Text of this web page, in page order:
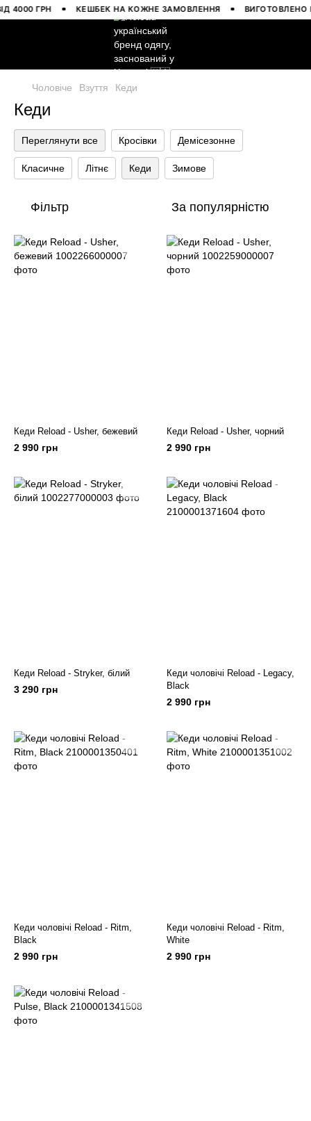
ГРН КЕШБЕК НА КОЖНЕ ЗАМОВЛЕННЯ ВИГОТОВЛЕНО В
Чоловіче Взуття Кеди
Кеди
Переглянути все Кросівки Демісезонне
Класичне Літнє Кеди Зимове
Фільтр За популярністю
Кеди Reload - Usher, бежевий
2 990 грн
Кеди Reload - Usher, чорний
2 990 грн
Кеди Reload - Stryker, білий
3 290 грн
Кеди чоловічі Reload - Legacy,
Black
2 990 грн
Кеди чоловічі Reload - Ritm,
Black
2 990 грн
Кеди чоловічі Reload - Ritm,
White
2 990 грн